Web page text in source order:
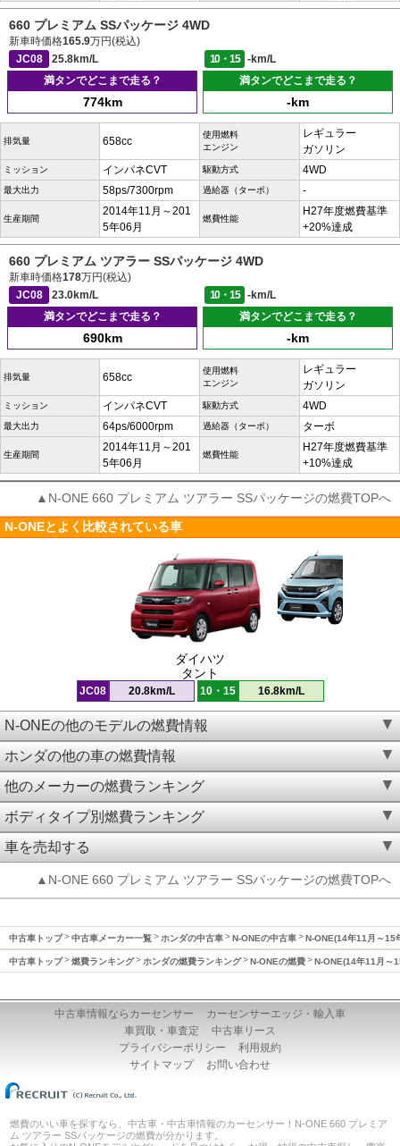
660 プレミアム SSパッケージ 4WD
新車時価格165.9万円(税込)
JC08
25.8km/L 10・15
-km/L
満タンでどこまで走る？
774km
満タンでどこまで走る？
-km
排気量 658cc
使用燃料
エンジン
レギュラー
ガソリン
ミッション インパネCVT 駆動方式 4WD
最大出力 58ps/7300rpm 過給器（ターボ） -
生産期間
2014年11月～201
5年06月
燃費性能
H27年度燃費基準
+20%達成
660 プレミアム ツアラー SSパッケージ 4WD
新車時価格178万円(税込)
JC08
23.0km/L 10・15
-km/L
満タンでどこまで走る？
690km
満タンでどこまで走る？
-km
排気量 658cc
使用燃料
エンジン
レギュラー
ガソリン
ミッション インパネCVT 駆動方式 4WD
最大出力 64ps/6000rpm 過給器（ターボ） ターボ
生産期間
2014年11月～201
5年06月
燃費性能
H27年度燃費基準
+10%達成
▲N-ONE 660 プレミアム ツアラー SSパッケージの燃費TOPへ
N-ONEとよく比較されている車
ダイハツ
タント
JC08 20.8km/L 10・15 16.8km/L
N-ONEの他のモデルの燃費情報
ホンダの他の車の燃費情報
他のメーカーの燃費ランキング
ボディタイプ別燃費ランキング
車を売却する
▲N-ONE 660 プレミアム ツアラー SSパッケージの燃費TOPへ
中古車トップ 中古車メーカー一覧 ホンダの中古車 N-ONEの中古車 N-ONE(14年11月～15
中古車トップ 燃費ランキング ホンダの燃費ランキング N-ONEの燃費 N-ONE(14年11月～
中古車情報ならカーセンサー
カーセンサーエッジ・輸入車
車買取・車査定
中古車リース
プライバシーポリシー
利用規約
サイトマップ
お問い合わせ
燃費のいい車を探すなら、中古車・中古車情報のカーセンサー！N-ONE 660 プレミア
ム ツアラー SSパッケージの燃費が分かります。